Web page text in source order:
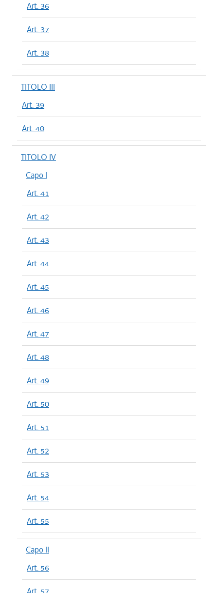
Art. 36
Art. 37
Art. 38
TITOLO III
Art. 39
Art. 40
TITOLO IV
Capo I
Art. 41
Art. 42
Art. 43
Art. 44
Art. 45
Art. 46
Art. 47
Art. 48
Art. 49
Art. 50
Art. 51
Art. 52
Art. 53
Art. 54
Art. 55
Capo II
Art. 56